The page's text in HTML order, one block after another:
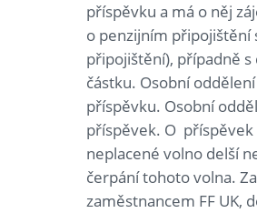
příspěvku a má o něj
o penzijním
připojištění), případně
částku. Osobní
příspěvku. Osobní
příspěvek. O příspěvek
neplacené volno delší
čerpání tohoto volna.
zaměstnancem FF UK,